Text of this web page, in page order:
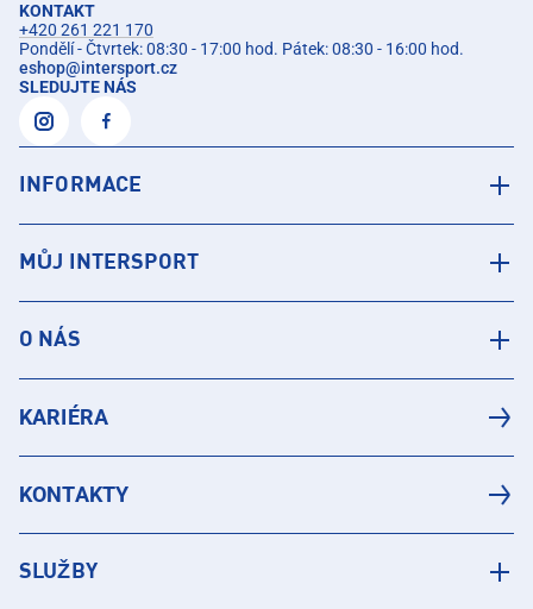
KONTAKT
+420 261 221 170
Pondělí - Čtvrtek: 08:30 - 17:00 hod. Pátek: 08:30 - 16:00 hod.
eshop@intersport.cz
SLEDUJTE NÁS
INFORMACE
MŮJ INTERSPORT
O NÁS
KARIÉRA
KONTAKTY
SLUŽBY